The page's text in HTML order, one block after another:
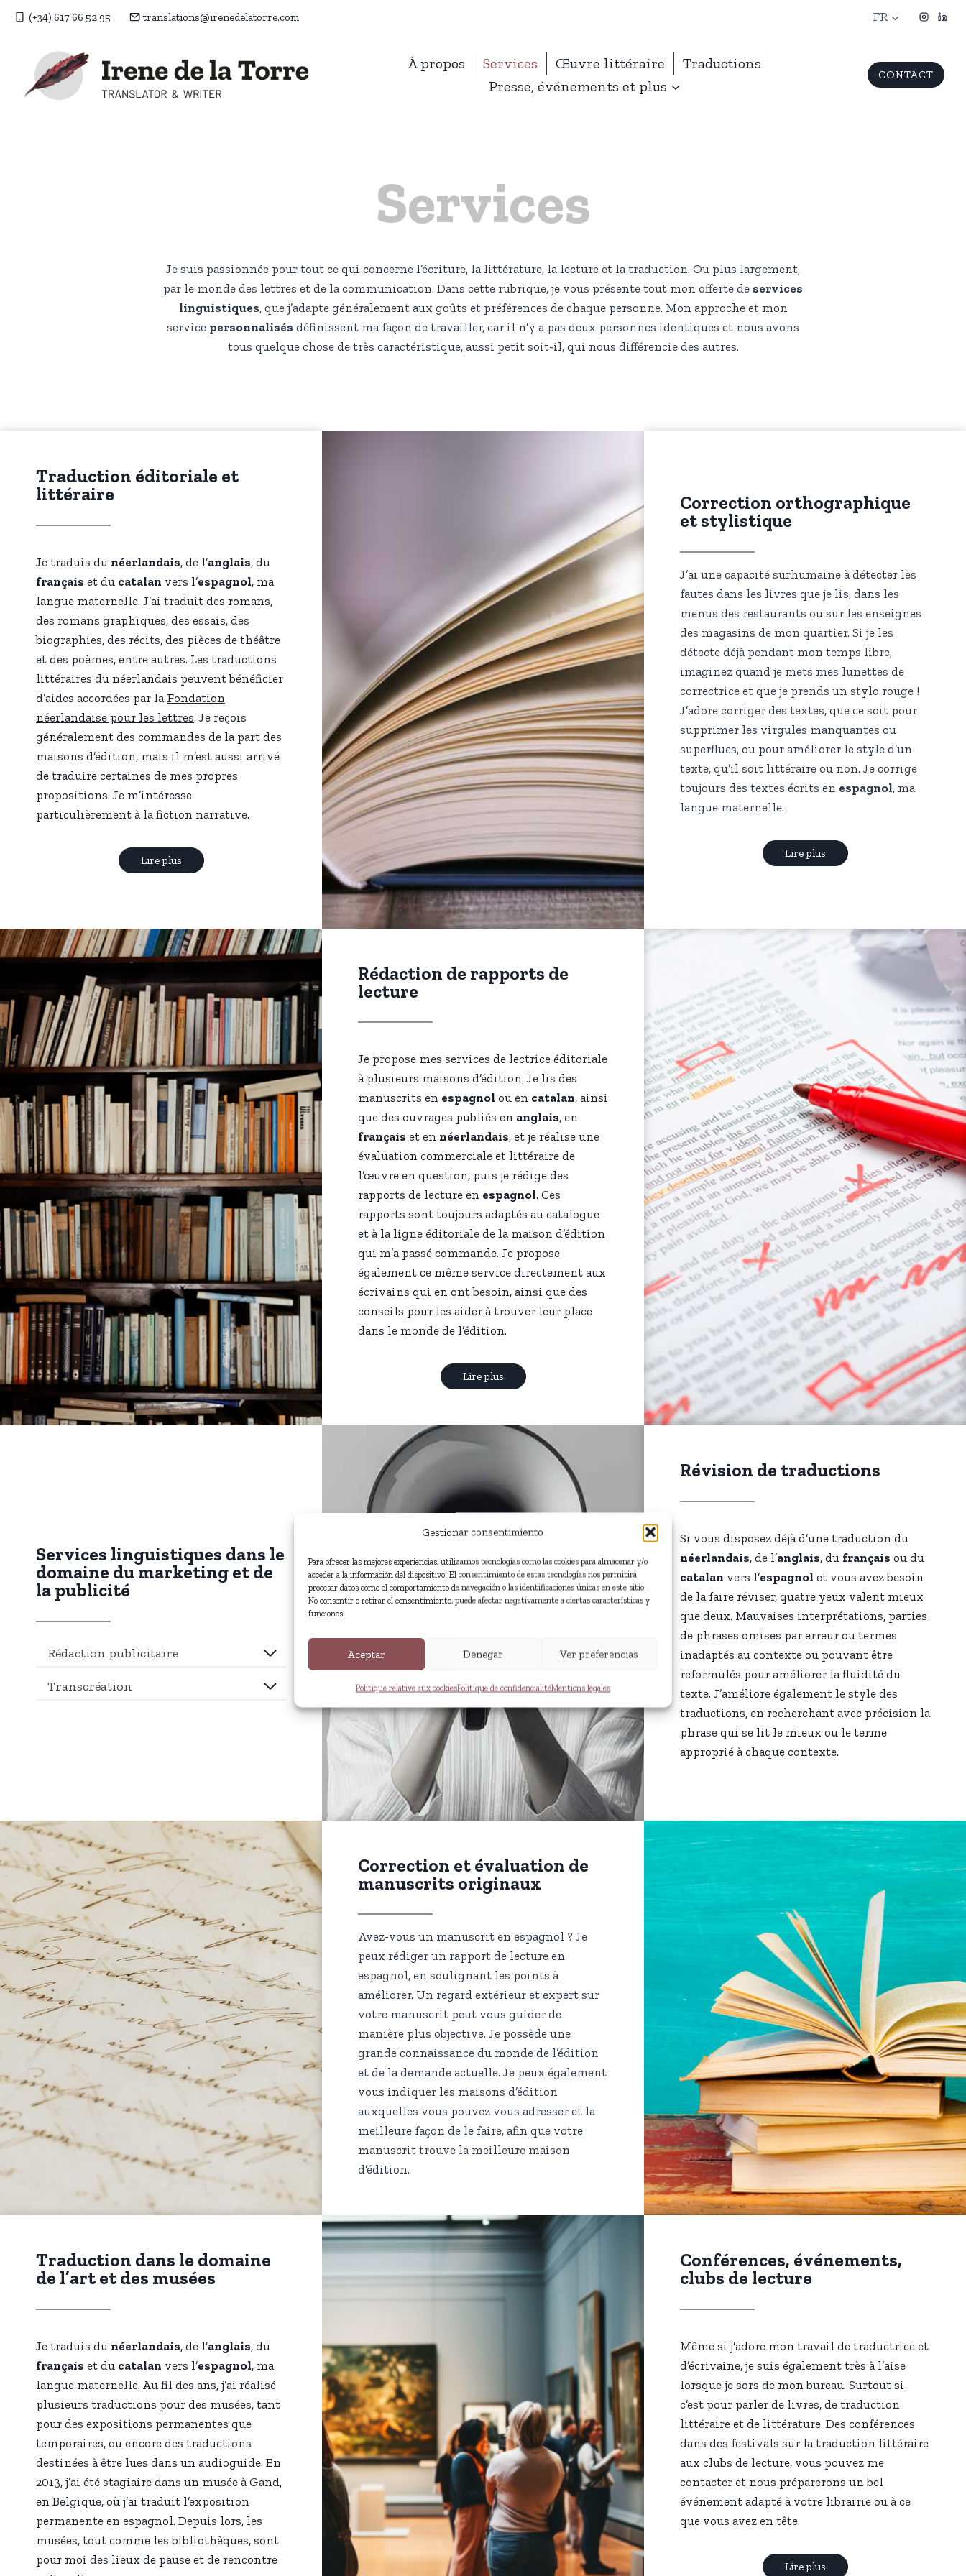
Gestionar consentimiento
Para ofrecer las mejores experiencias, utilizamos tecnologías como las cookies para almacenar y/o
acceder a la información del dispositivo. El consentimiento de estas tecnologías nos permitirá
procesar datos como el comportamiento de navegación o las identificaciones únicas en este sitio.
No consentir o retirar el consentimiento, puede afectar negativamente a ciertas características y
funciones.
Aceptar Denegar Ver preferencias
Politique relative aux cookiesPolitique de confidencialitéMentions légales
Aller
(+34) 617 66 52 95 translations@irenedelatorre.com FR
À propos Services Œuvre littéraire
Traductions
Presse, événements et plus
CONTACT
Services
Je suis passionnée pour tout ce qui concerne l’écriture, la littérature, la lecture et la traduction. Ou plus largement,
par le monde des lettres et de la communication. Dans cette rubrique, je vous présente tout mon offerte de services
linguistiques, que j’adapte généralement aux goûts et préférences de chaque personne. Mon approche et mon
service personnalisés définissent ma façon de travailler, car il n’y a pas deux personnes identiques et nous avons
tous quelque chose de très caractéristique, aussi petit soit-il, qui nous différencie des autres.
Traduction éditoriale et
littéraire
Je traduis du néerlandais, de l’anglais, du
français et du catalan vers l’espagnol, ma
langue maternelle. J’ai traduit des romans,
des romans graphiques, des essais, des
biographies, des récits, des pièces de théâtre
et des poèmes, entre autres. Les traductions
littéraires du néerlandais peuvent bénéficier
d’aides accordées par la Fondation
néerlandaise pour les lettres. Je reçois
généralement des commandes de la part des
maisons d’édition, mais il m’est aussi arrivé
de traduire certaines de mes propres
propositions. Je m’intéresse
particulièrement à la fiction narrative.
Lire plus
Correction orthographique
et stylistique
J’ai une capacité surhumaine à détecter les
fautes dans les livres que je lis, dans les
menus des restaurants ou sur les enseignes
des magasins de mon quartier. Si je les
détecte déjà pendant mon temps libre,
imaginez quand je mets mes lunettes de
correctrice et que je prends un stylo rouge !
J’adore corriger des textes, que ce soit pour
supprimer les virgules manquantes ou
superflues, ou pour améliorer le style d’un
texte, qu’il soit littéraire ou non. Je corrige
toujours des textes écrits en espagnol, ma
langue maternelle.
Lire plus
Rédaction de rapports de
lecture
Je propose mes services de lectrice éditoriale
à plusieurs maisons d’édition. Je lis des
manuscrits en espagnol ou en catalan, ainsi
que des ouvrages publiés en anglais, en
français et en néerlandais, et je réalise une
évaluation commerciale et littéraire de
l’œuvre en question, puis je rédige des
rapports de lecture en espagnol. Ces
rapports sont toujours adaptés au catalogue
et à la ligne éditoriale de la maison d’édition
qui m’a passé commande. Je propose
également ce même service directement aux
écrivains qui en ont besoin, ainsi que des
conseils pour les aider à trouver leur place
dans le monde de l’édition.
Lire plus
Services linguistiques dans le
domaine du marketing et de
la publicité
Rédaction publicitaire
Transcréation
Révision de traductions
Si vous disposez déjà d’une traduction du
néerlandais, de l’anglais, du français ou du
catalan vers l’espagnol et vous avez besoin
de la faire réviser, quatre yeux valent mieux
que deux. Mauvaises interprétations, parties
de phrases omises par erreur ou termes
inadaptés au contexte ou pouvant être
reformulés pour améliorer la fluidité du
texte. J’améliore également le style des
traductions, en recherchant avec précision la
phrase qui se lit le mieux ou le terme
approprié à chaque contexte.
Correction et évaluation de
manuscrits originaux
Avez-vous un manuscrit en espagnol ? Je
peux rédiger un rapport de lecture en
espagnol, en soulignant les points à
améliorer. Un regard extérieur et expert sur
votre manuscrit peut vous guider de
manière plus objective. Je possède une
grande connaissance du monde de l’édition
et de la demande actuelle. Je peux également
vous indiquer les maisons d’édition
auxquelles vous pouvez vous adresser et la
meilleure façon de le faire, afin que votre
manuscrit trouve la meilleure maison
d’édition.
Traduction dans le domaine
de l’art et des musées
Je traduis du néerlandais, de l’anglais, du
français et du catalan vers l’espagnol, ma
langue maternelle. Au fil des ans, j’ai réalisé
plusieurs traductions pour des musées, tant
pour des expositions permanentes que
temporaires, ou encore des traductions
destinées à être lues dans un audioguide. En
2013, j’ai été stagiaire dans un musée à Gand,
en Belgique, où j’ai traduit l’exposition
permanente en espagnol. Depuis lors, les
musées, tout comme les bibliothèques, sont
pour moi des lieux de pause et de rencontre
Conférences, événements,
clubs de lecture
Même si j’adore mon travail de traductrice et
d’écrivaine, je suis également très à l’aise
lorsque je sors de mon bureau. Surtout si
c’est pour parler de livres, de traduction
littéraire et de littérature. Des conférences
dans des festivals sur la traduction littéraire
aux clubs de lecture, vous pouvez me
contacter et nous préparerons un bel
événement adapté à votre librairie ou à ce
que vous avez en tête.
Lire plus